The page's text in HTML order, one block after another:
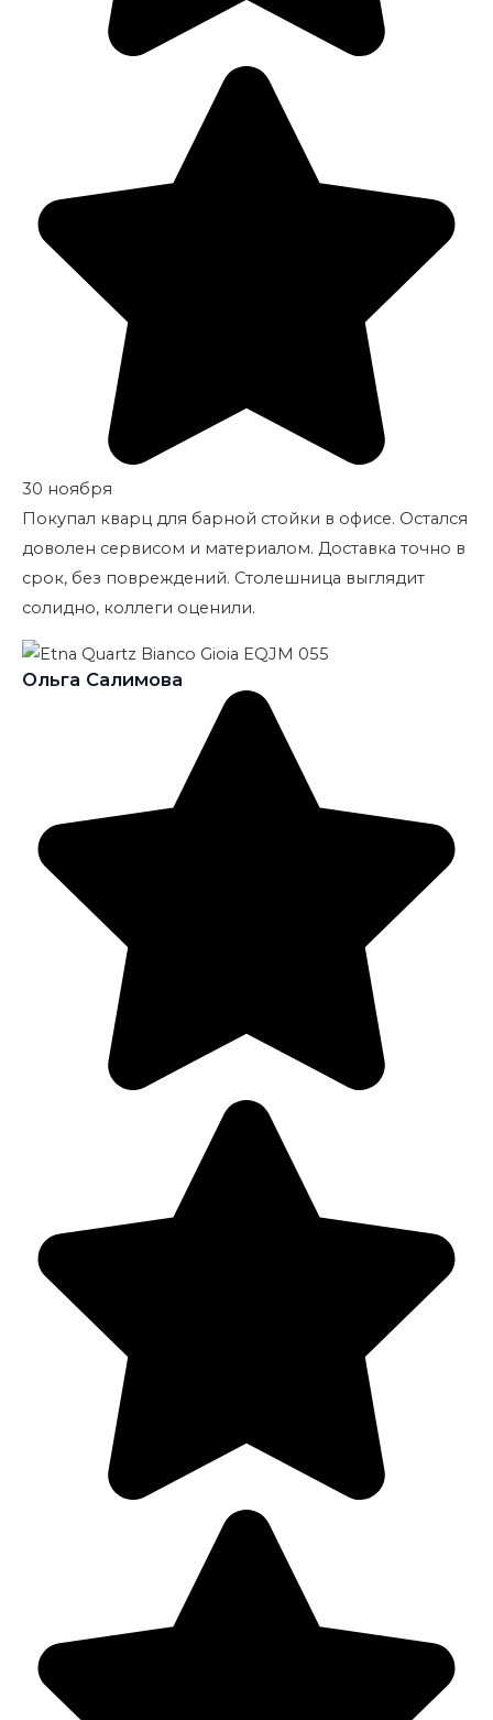
30 ноября
Покупал кварц для барной стойки в офисе. Остался
доволен сервисом и материалом. Доставка точно в
срок, без повреждений. Столешница выглядит
солидно, коллеги оценили.
Ольга Салимова